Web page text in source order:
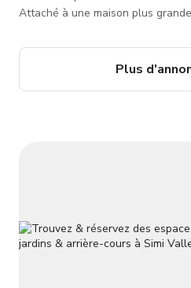
Attaché à une maison plus
petites séances photo, tournages
cinématographiques. Préféré pour
Plus